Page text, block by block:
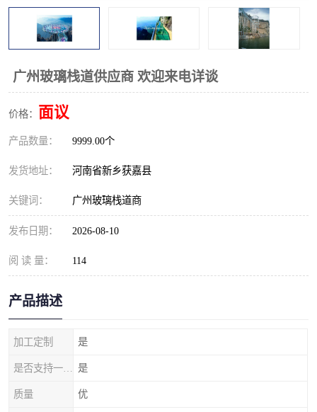
广州玻璃栈道供应商 欢迎来电详谈
价格： 面议
产品数量： 9999.00个
发货地址： 河南省新乡获嘉县
关键词： 广州玻璃栈道商
发布日期： 2026-08-10
阅 读 量： 114
产品描述
加工定制 是
是
质量 优
音乐呐喊设备
玻璃栈道